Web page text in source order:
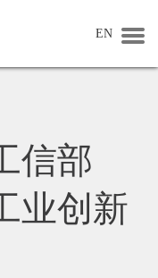
EN
信部
业创新